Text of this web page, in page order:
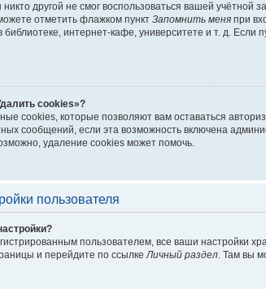
другой не смог воспользоваться вашей
отметить флажком пункт Запомнить меня при
интернет-кафе, университете и т. д. Если
cookies»?
cookies, которые позволяют вам оставаться
сообщений, если эта возможность включена
удаление cookies может помочь.
пользователя
пользователем, все ваши настройки
и перейдите по ссылкеЛичный раздел. Там вы